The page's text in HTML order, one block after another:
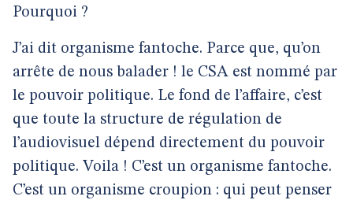
Pourquoi ?
J’ai dit organisme fantoche. Parce que, qu’on
arrête de nous balader ! le CSA est nommé par
le pouvoir politique. Le fond de l’affaire, c’est
que toute la structure de régulation de
l’audiovisuel dépend directement du pouvoir
politique. Voila ! C’est un organisme fantoche.
C’est un organisme croupion : qui peut penser